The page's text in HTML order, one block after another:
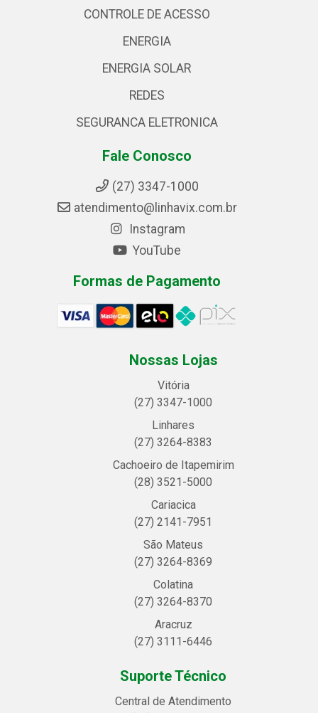
CONTROLE DE ACESSO
ENERGIA
ENERGIA SOLAR
REDES
SEGURANCA ELETRONICA
Fale Conosco
(27) 3347-1000
atendimento@linhavix.com.br
Instagram
YouTube
Formas de Pagamento
Nossas Lojas
Vitória
(27) 3347-1000
Linhares
(27) 3264-8383
Cachoeiro de Itapemirim
(28) 3521-5000
Cariacica
(27) 2141-7951
São Mateus
(27) 3264-8369
Colatina
(27) 3264-8370
Aracruz
(27) 3111-6446
Suporte Técnico
Central de Atendimento